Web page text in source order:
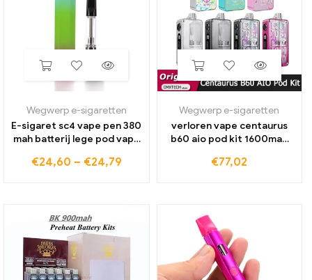
Wegwerp e-sigaretten
E-sigaret sc4 vape pen 380
mah batterij lege pod vape
opladen voor draad dikke
€24,60 – €24,79
Wegwerp e-sigaretten
verloren vape centaurus
b60 aio pod kit 1600mah
cartridge fit ub ultra spoel
€77,02